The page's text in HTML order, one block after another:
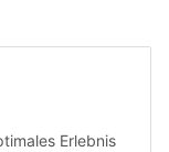
Erlebnis